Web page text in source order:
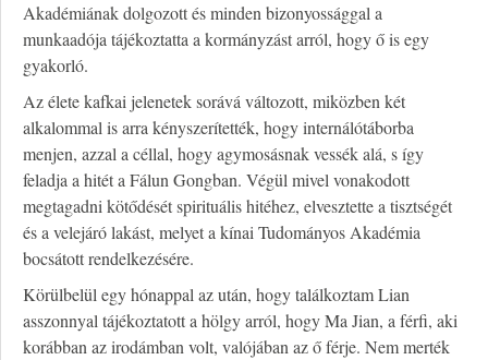
Akadémiának dolgozott és minden bizonyossággal a
munkaadója tájékoztatta a kormányzást arról, hogy ő is egy
gyakorló.
Az élete kafkai jelenetek sorává változott, miközben két
alkalommal is arra kényszerítették, hogy internálótáborba
menjen, azzal a céllal, hogy agymosásnak vessék alá, s így
feladja a hitét a Fálun Gongban. Végül mivel vonakodott
megtagadni kötődését spirituális hitéhez, elvesztette a tisztségét
és a velejáró lakást, melyet a kínai Tudományos Akadémia
bocsátott rendelkezésére.
Körülbelül egy hónappal az után, hogy találkoztam Lian
asszonnyal tájékoztatott a hölgy arról, hogy Ma Jian, a férfi, aki
korábban az irodámban volt, valójában az ő férje. Nem merték